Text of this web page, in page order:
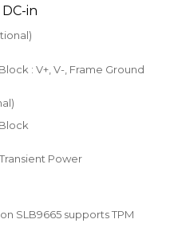
in
: V+, V-, Frame Ground
Power
SLB9665 supports TPM